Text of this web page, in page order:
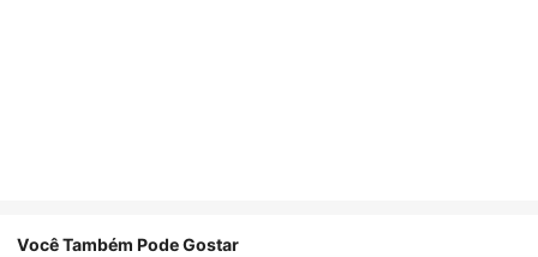
Você Também Pode Gostar